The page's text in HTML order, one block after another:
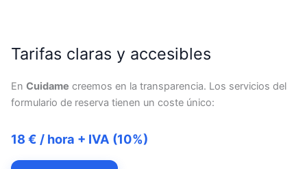
Tarifas claras y accesibles
En Cuidame creemos en la transparencia. Los servicios del
formulario de reserva tienen un coste único:
18 € / hora + IVA (10%)